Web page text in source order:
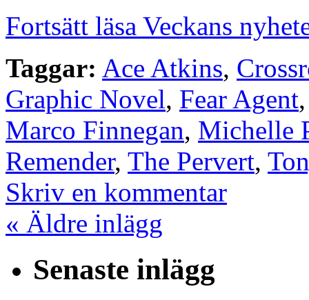
Fortsätt läsa Veckans
Taggar: Ace Atkins,
Graphic Novel, Fear Agent
Marco Finnegan, Michelle
Remender, The Pervert,
Skriv en kommentar
« Äldre inlägg
Senaste inlägg